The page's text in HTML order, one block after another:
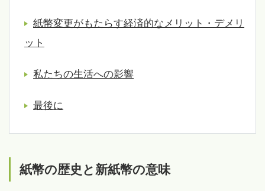
紙幣変更がもたらす経済的なメリット・デメリ
ット
私たちの生活への影響
最後に
紙幣の歴史と新紙幣の意味